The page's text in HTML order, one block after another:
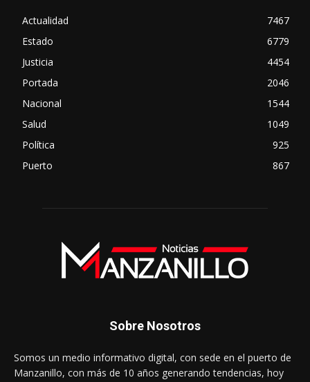
Actualidad
7467
Estado
6779
Justicia
4454
Portada
2046
Nacional
1544
Salud
1049
Política
925
Puerto
867
Sobre Nosotros
Somos un medio informativo digital, con sede en el puerto de
Manzanillo, con más de 10 años generando tendencias, hoy